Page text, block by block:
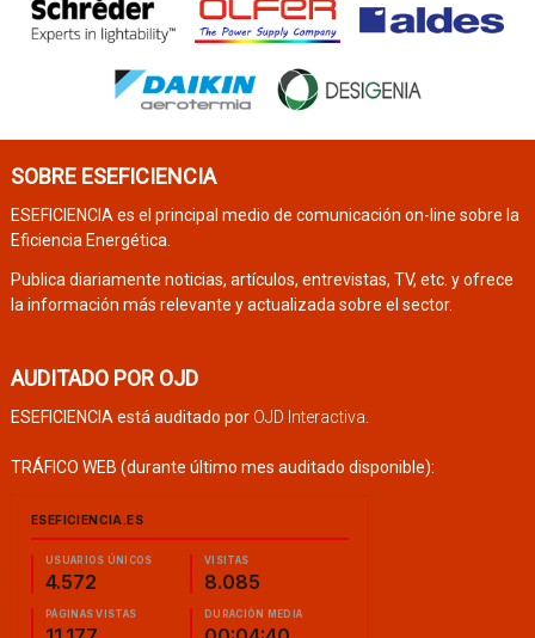
SOBRE ESEFICIENCIA
ESEFICIENCIA es el principal medio de comunicación on-line sobre la
Eficiencia Energética.
Publica diariamente noticias, artículos, entrevistas, TV, etc. y ofrece
la información más relevante y actualizada sobre el sector.
AUDITADO POR OJD
ESEFICIENCIA está auditado por OJD Interactiva
TRÁFICO WEB (durante último mes auditado disponible):